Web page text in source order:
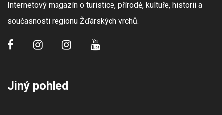
Internetový magazín o turistice, přírodě, kultuře, historii a
současnosti regionu Žďárských vrchů.
Jiný pohled